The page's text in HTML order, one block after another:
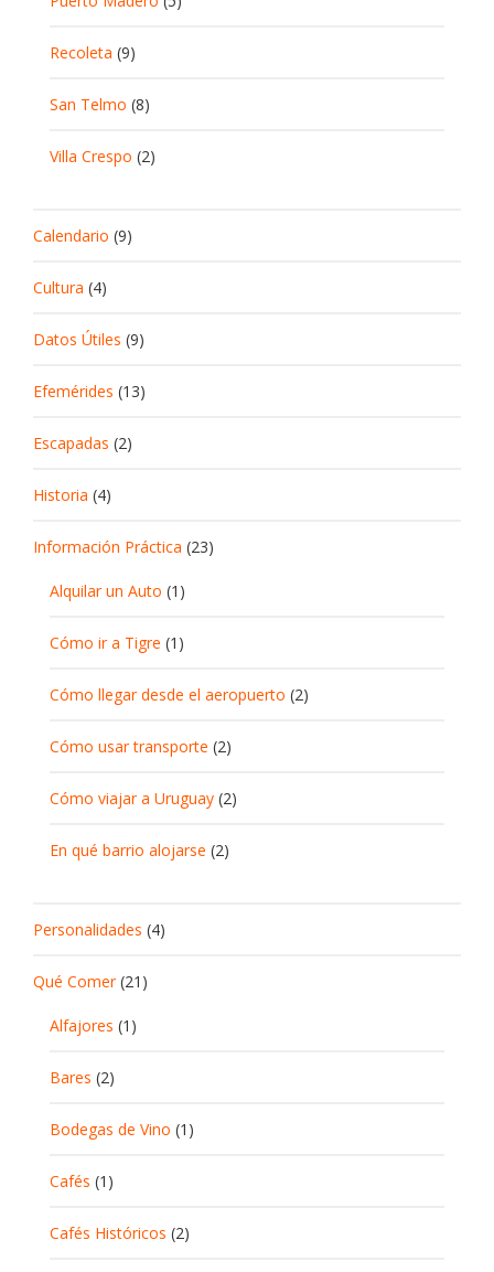
Recoleta (9)
San Telmo (8)
Villa Crespo (2)
Calendario (9)
Cultura (4)
Datos Útiles (9)
Efemérides (13)
Escapadas (2)
Historia (4)
Información Práctica (23)
Alquilar un Auto (1)
Cómo ir a Tigre (1)
Cómo llegar desde el aeropuerto (2)
Cómo usar transporte (2)
Cómo viajar a Uruguay (2)
En qué barrio alojarse (2)
Personalidades (4)
Qué Comer(21)
Alfajores (1)
Bares (2)
Bodegas de Vino (1)
Cafés (1)
Cafés Históricos (2)